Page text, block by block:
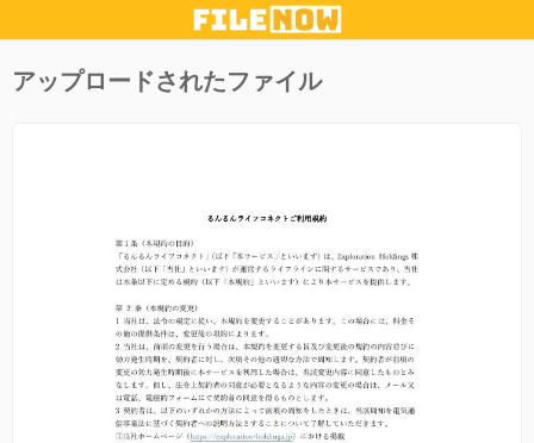
アップロードされたファイル